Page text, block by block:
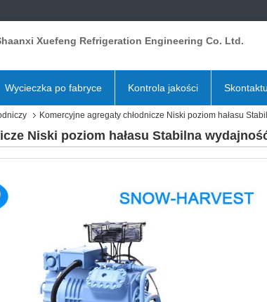
Xuefeng Refrigeration Engineering Co. Ltd.
Wycieczka po fabryce Kontrola jakości
Komercyjne agregaty chłodnicze Niski poziom hałasu
Niski poziom hałasu Stabilna